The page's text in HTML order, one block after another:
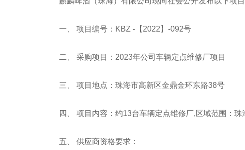
一、 项目编号：KBZ -【2022】-092号
二、 采购项目：2023年公司车辆定点维修厂项目
三、 项目地点：珠海市高新区金鼎金环东路38号
四、 项目内容：约13台车辆定点维修厂,区域范围：珠
五、 供应商资格要求：